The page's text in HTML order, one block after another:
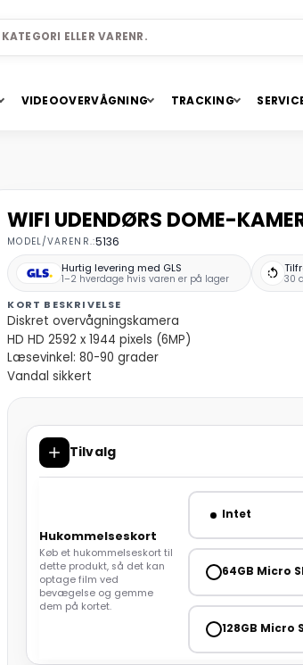
VIDEOOVERVÅGNING TRACKING
WIFI UDENDØRS DOME-
MODEL/VARENR.:5136
Hurtig levering med GLS
1–2 hverdage hvis varen er på lager
30
KORT BESKRIVELSE
Diskret overvågningskamera
HD HD 2592 x 1944 pixels (6MP)
Læsevinkel: 80-90 grader
Vandal sikkert
Tilvalg
Hukommelseskort
Køb et hukommelseskort til
dette produkt, så det kan
optage film ved
bevægelse og gemme
dem på kortet.
Intet
64GB Micro
128GB Micro